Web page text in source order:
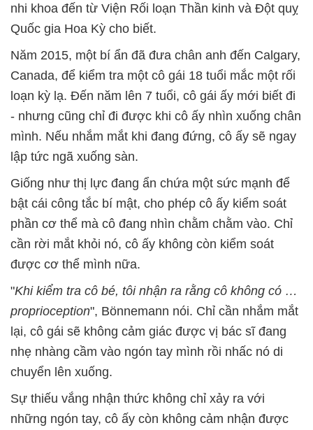
nhi khoa đến từ Viện Rối loạn Thần kinh và Đột quỵ
Quốc gia Hoa Kỳ cho biết.
Năm 2015, một bí ẩn đã đưa chân anh đến Calgary,
Canada, để kiểm tra một cô gái 18 tuổi mắc một rối
loạn kỳ lạ. Đến năm lên 7 tuổi, cô gái ấy mới biết đi
- nhưng cũng chỉ đi được khi cô ấy nhìn xuống chân
mình. Nếu nhắm mắt khi đang đứng, cô ấy sẽ ngay
lập tức ngã xuống sàn.
Giống như thị lực đang ẩn chứa một sức mạnh để
bật cái công tắc bí mật, cho phép cô ấy kiểm soát
phần cơ thể mà cô đang nhìn chằm chằm vào. Chỉ
cần rời mắt khỏi nó, cô ấy không còn kiểm soát
được cơ thể mình nữa.
"Khi kiểm tra cô bé, tôi nhận ra rằng cô không có …
proprioception", Bönnemann nói. Chỉ cần nhắm mắt
lại, cô gái sẽ không cảm giác được vị bác sĩ đang
nhẹ nhàng cầm vào ngón tay mình rồi nhấc nó di
chuyển lên xuống.
Sự thiếu vắng nhận thức không chỉ xảy ra với
những ngón tay, cô ấy còn không cảm nhận được